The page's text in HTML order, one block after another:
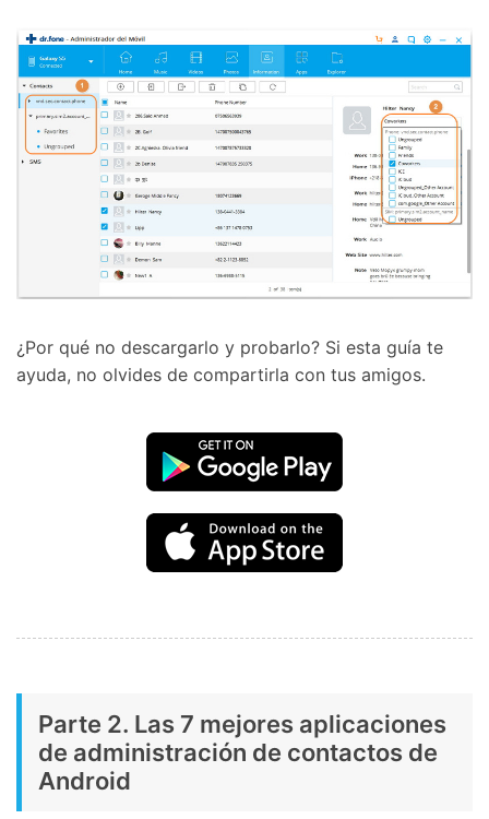
¿Por qué no descargarlo y probarlo? Si esta guía te
ayuda, no olvides de compartirla con tus amigos.
Parte 2. Las 7 mejores aplicaciones
de administración de contactos de
Android